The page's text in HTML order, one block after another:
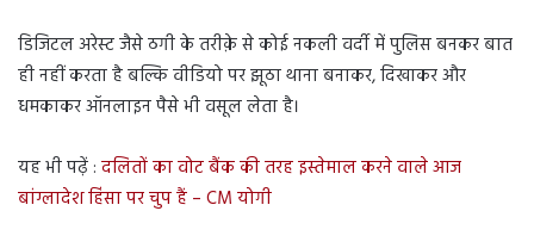
डिजिटल अरेस्ट जैसे ठगी के तरीक़े से कोई नकली वर्दी में पुलिस बनकर बात
ही नहीं करता है बल्कि वीडियो पर झूठा थाना बनाकर, दिखाकर और
धमकाकर ऑनलाइन पैसे भी वसूल लेता है।
यह भी पढ़ें : दलितों का वोट बैंक की तरह इस्तेमाल करने वाले आज
बांग्लादेश हिंसा पर चुप हैं – CM योगी